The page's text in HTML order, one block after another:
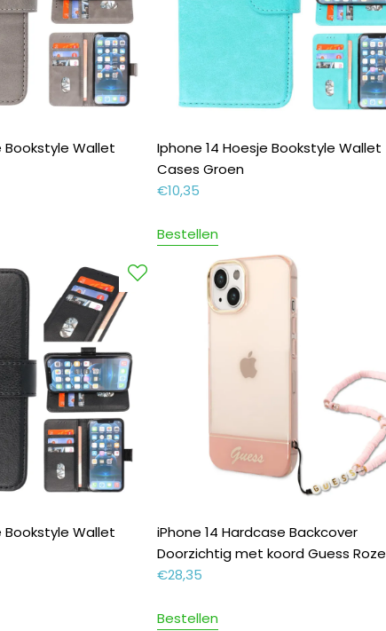
Bookstyle Wallet
Iphone 14 Hoesje Bookstyle Wallet
Cases Groen
€10,35
Bestellen
Bookstyle Wallet
iPhone 14 Hardcase Backcover
Doorzichtig met koord Guess Roze
€28,35
Bestellen